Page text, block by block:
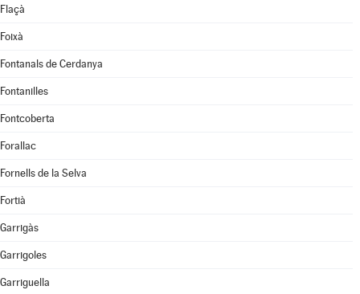
Flaçà
Foixà
Fontanals de Cerdanya
Fontanilles
Fontcoberta
Forallac
Fornells de la Selva
Fortià
Garrigàs
Garrigoles
Garriguella